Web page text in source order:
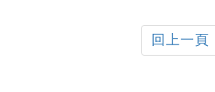
回上一頁